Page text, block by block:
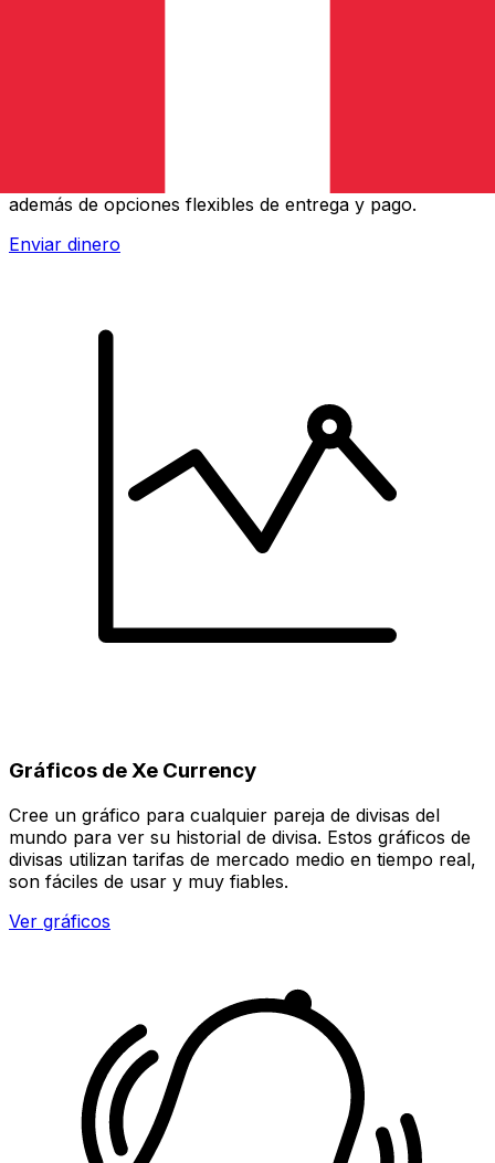
además de opciones flexibles de entrega y pago.
Enviar dinero
Gráficos de Xe Currency
Cree un gráfico para cualquier pareja de divisas del
mundo para ver su historial de divisa. Estos gráficos de
divisas utilizan tarifas de mercado medio en tiempo real,
son fáciles de usar y muy fiables.
Ver gráficos